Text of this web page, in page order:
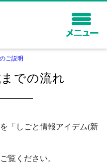
ご説明
での流れ
「しごと情報アイデム(新
覧ください。